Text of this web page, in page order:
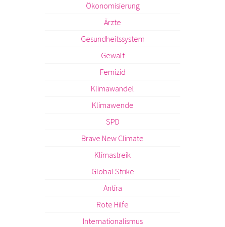
Ökonomisierung
Ärzte
Gesundheitssystem
Gewalt
Femizid
Klimawandel
Klimawende
SPD
Brave New Climate
Klimastreik
Global Strike
Antira
Rote Hilfe
Internationalismus